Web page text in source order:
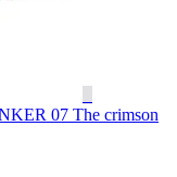
07 The crimson